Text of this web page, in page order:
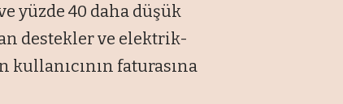
yüzde 40 daha düşük
destekler ve elektrik-
faturasına